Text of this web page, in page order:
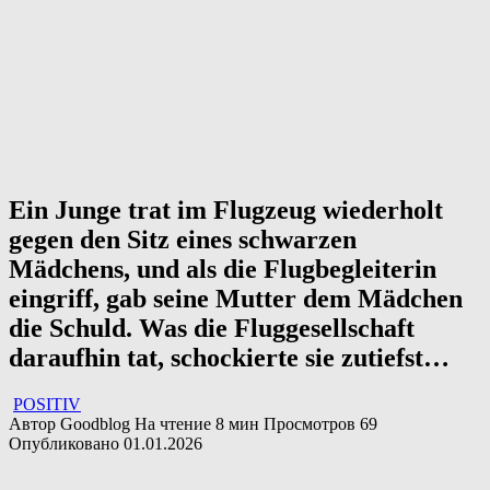
Ein Junge trat im Flugzeug wiederholt
gegen den Sitz eines schwarzen
Mädchens, und als die Flugbegleiterin
eingriff, gab seine Mutter dem Mädchen
die Schuld. Was die Fluggesellschaft
daraufhin tat, schockierte sie zutiefst…
POSITIV
Автор Goodblog На чтение 8 мин Просмотров 69
Опубликовано 01.01.2026